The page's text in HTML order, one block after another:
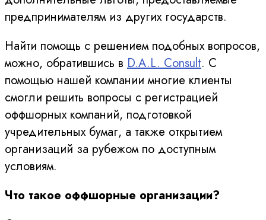
предпринимателям из других государств.
Найти помощь с решением подобных вопросов,
можно, обратившись в D.A.L. Consult. С
помощью нашей компании многие клиенты
смогли решить вопросы с регистрацией
оффшорных компаний, подготовкой
учредительных бумаг, а также открытием
организаций за рубежом по доступным
условиям.
Что такое оффшорные организации?